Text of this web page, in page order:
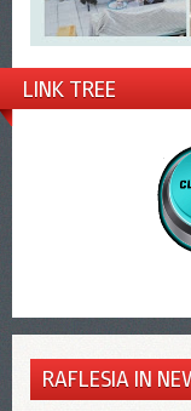
LINK TREE
RAFLESIA IN